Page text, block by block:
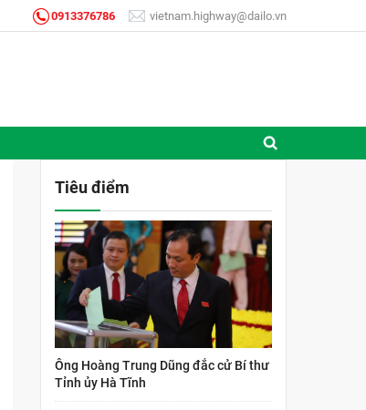
0913376786 vietnam.highway@dailo.vn
Tiêu điểm
Ông Hoàng Trung Dũng đắc cử Bí thư
Tỉnh ủy Hà Tĩnh